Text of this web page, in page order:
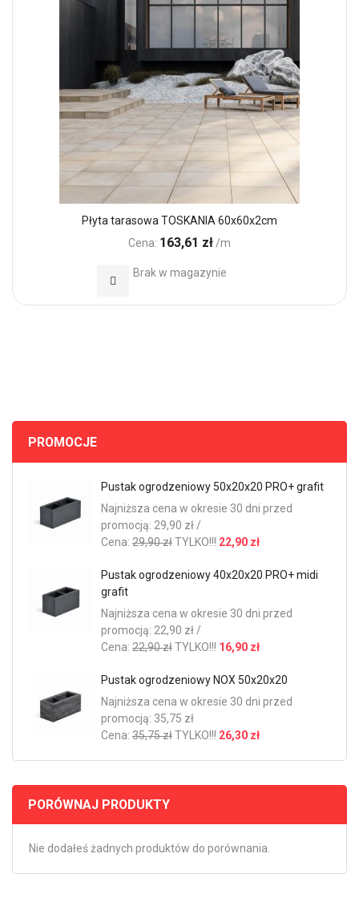
Płyta tarasowa TOSKANIA 60x60x2cm
Cena: 163,61 zł/m
Brak w magazynie
Dodaj do Ulubionych
PROMOCJE
Pustak ogrodzeniowy 50x20x20 PRO+ grafit
Najniższa cena w okresie 30 dni przed
promocją: 29,90 zł /
Cena: 29,90 złTYLKO!!! 22,90 zł
Pustak ogrodzeniowy 40x20x20 PRO+ midi
grafit
Najniższa cena w okresie 30 dni przed
promocją: 22,90 zł /
Cena: 22,90 złTYLKO!!! 16,90 zł
Pustak ogrodzeniowy NOX 50x20x20
Najniższa cena w okresie 30 dni przed
promocją: 35,75 zł
Cena: 35,75 złTYLKO!!! 26,30 zł
PORÓWNAJ PRODUKTY
Nie dodałeś żadnych produktów do porównania.